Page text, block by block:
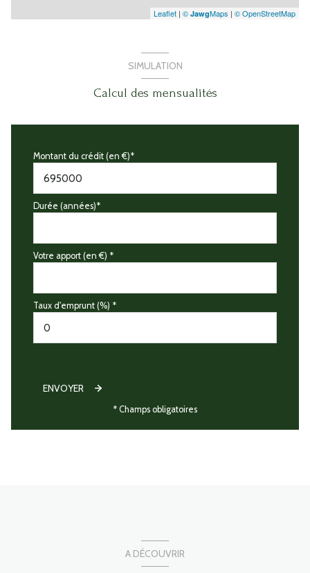
Leaflet | © JawgMaps | © OpenStreetMap
SIMULATION
Calcul des mensualités
Montant du crédit (en €)*
Durée (années)*
Votre apport (en €) *
Taux d'emprunt (%) *
ENVOYER
* Champs obligatoires
A DÉCOUVRIR